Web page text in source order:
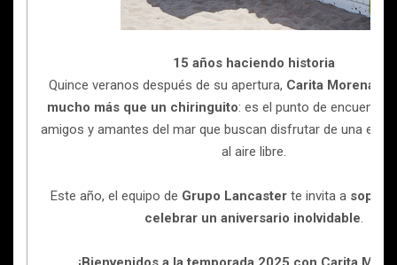
15 años haciendo historia
Quince veranos después de su apertura, Carita Morena
mucho más que un chiringuito: es el punto de encuentro
amigos y amantes del mar que buscan disfrutar de una
al aire libre.
Este año, el equipo de Grupo Lancaster te invita a soplar
celebrar un aniversario inolvidable.